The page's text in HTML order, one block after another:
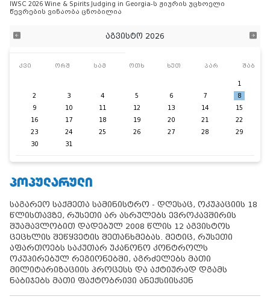
IWSC 2026 Wine & Spirits Judging in Georgia-ს ჟიურის უცხოელი
წევრების ვინაობა ცნობილია
აგვისტო 2026
კვი ორშ სამ ოთხ ხუთ პარ შაბ
1
2
3 4 5 6 7
8
9
10 11 12 13 14
15
16
17 18 19 20 21
22
23
24 25 26 27 28
29
30
31
ᲞᲝᲞᲣᲚᲐᲠᲣᲚᲘ
საგარეო საქმეთა სამინისტრო - დღესაც, ოკუპაციის 18
წლისთავზე, რუსეთი არ ასრულებს ევროკავშირის
შუამავლობით დადებულ 2008 წლის 12 აგვისტოს
ცეცხლის შეწყვეტის შეთანხმებას. მეტიც, რუსეთი
აფართოებს საკუთარ უკანონო კონტროლს
ოკუპირებულ რეგიონებში, აგრძელებს მათი
მილიტარიზაციის პროცესს და აქტიურად დგამს
ნაბიჯებს მათი ფაქტობრივი ანექსიისკენ